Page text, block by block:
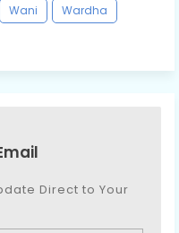
Wani
Wardha
Direct to Your